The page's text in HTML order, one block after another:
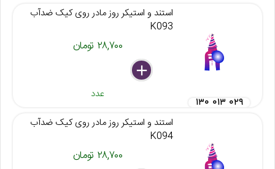
استند و استیکر روز مادر روی کیک ضدآب
K093
۲۸,۷۰۰ تومان
delete
remove
add
عدد
۱۳۰ ۰۱۳ ۰۲۹
استند و استیکر روز مادر روی کیک ضدآب
K094
۲۸,۷۰۰ تومان